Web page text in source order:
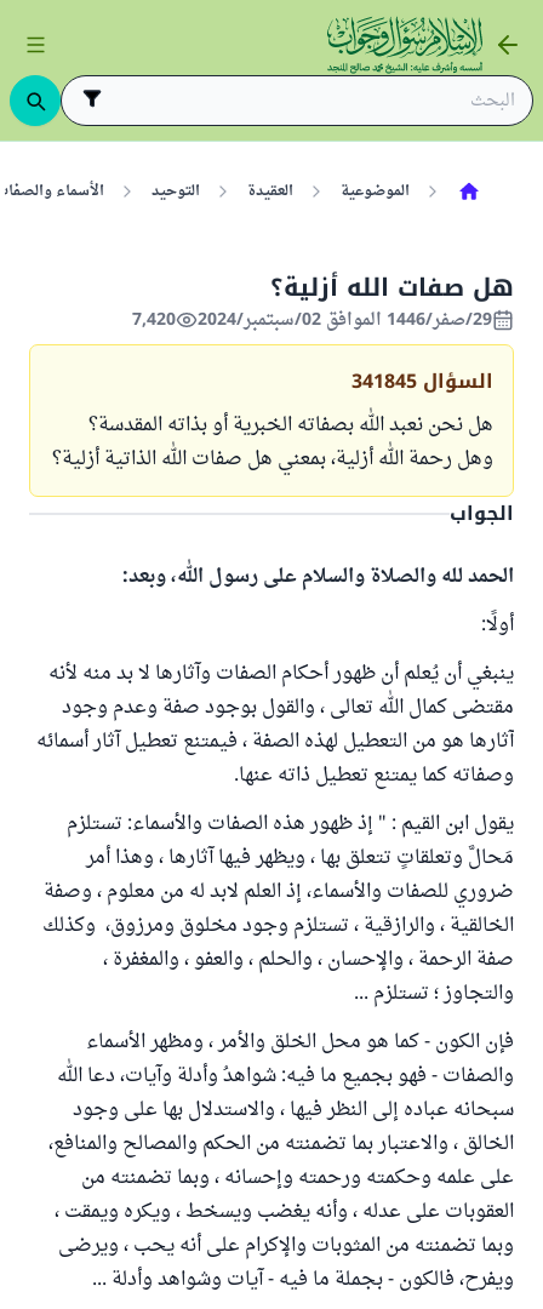
الموضوعية العقيدة التوحيد الأسماء
هل صفات الله أزلية؟
29/صفر/1446 الموافق 02/سبتمبر/2024 7,420
السؤال 341845
هل نحن نعبد الله بصفاته الخبرية أو بذاته المقدسة؟
وهل رحمة الله أزلية، بمعني هل صفات الله الذاتية أزلية؟
الجواب
الحمد لله والصلاة والسلام على رسول الله، وبعد:
أولًا:
ينبغي أن يُعلم أن ظهور أحكام الصفات وآثارها لا بد منه لأنه
مقتضى كمال الله تعالى ، والقول بوجود صفة وعدم وجود
آثارها هو من التعطيل لهذه الصفة ، فيمتنع تعطيل آثار أسمائه
وصفاته كما يمتنع تعطيل ذاته عنها.
يقول ابن القيم : " إذ ظهور هذه الصفات والأسماء: تستلزم
مَحالَّ وتعلقاتٍ تتعلق بها ، ويظهر فيها آثارها ، وهذا أمر
ضروري للصفات والأسماء، إذ العلم لابد له من معلوم ، وصفة
الخالقية ، والرازقية ، تستلزم وجود مخلوق ومرزوق، وكذلك
صفة الرحمة ، والإحسان ، والحلم ، والعفو ، والمغفرة ،
والتجاوز ؛ تستلزم ...
فإن الكون - كما هو محل الخلق والأمر ، ومظهر الأسماء
والصفات - فهو بجميع ما فيه: شواهدُ وأدلة وآيات، دعا الله
سبحانه عباده إلى النظر فيها ، والاستدلال بها على وجود
الخالق ، والاعتبار بما تضمنته من الحكم والمصالح والمنافع،
على علمه وحكمته ورحمته وإحسانه ، وبما تضمنته من
العقوبات على عدله ، وأنه يغضب ويسخط ، ويكره ويمقت ،
وبما تضمنته من المثوبات والإكرام على أنه يحب ، ويرضى
ويفرح، فالكون - بجملة ما فيه - آيات وشواهد وأدلة ...